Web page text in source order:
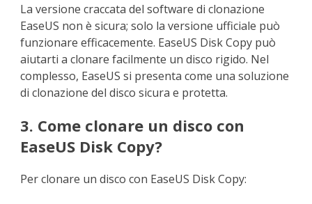
La versione craccata del software di clonazione
EaseUS non è sicura; solo la versione ufficiale può
funzionare efficacemente. EaseUS Disk Copy può
aiutarti a clonare facilmente un disco rigido. Nel
complesso, EaseUS si presenta come una soluzione
di clonazione del disco sicura e protetta.
3. Come clonare un disco con
EaseUS Disk Copy?
Per clonare un disco con EaseUS Disk Copy: